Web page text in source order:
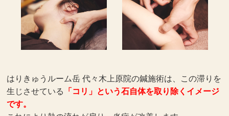
はりきゅうルーム岳 代々木上原院の鍼施術は、この滞りを
生じさせている
「コリ」という石自体を取り除くイメージ
です。